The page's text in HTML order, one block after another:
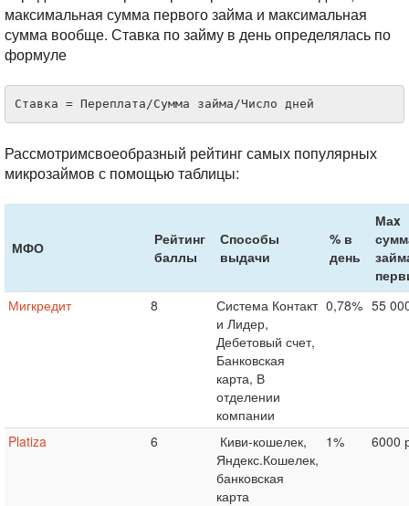
максимальная сумма первого займа и максимальная
сумма вообще. Ставка по займу в день определялась по
формуле
Ставка = Переплата/Сумма займа/Число дней
Рассмотримсвоеобразный рейтинг самых популярных
микрозаймов с помощью таблицы:
МФО
Рейтинг
баллы
Способы
выдачи
% в
день
Маx
Мигкредит
8
Система Контакт
и Лидер,
Дебетовый счет,
Банковская
карта, В
отделении
компании
0,78% 55
Platiza 6
Киви-кошелек,
Яндекс.Кошелек,
банковская
карта
1% 6000